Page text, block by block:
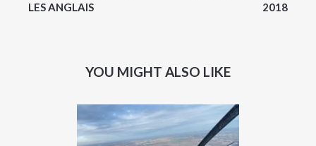
LES ANGLAIS
2018
YOU MIGHT ALSO LIKE